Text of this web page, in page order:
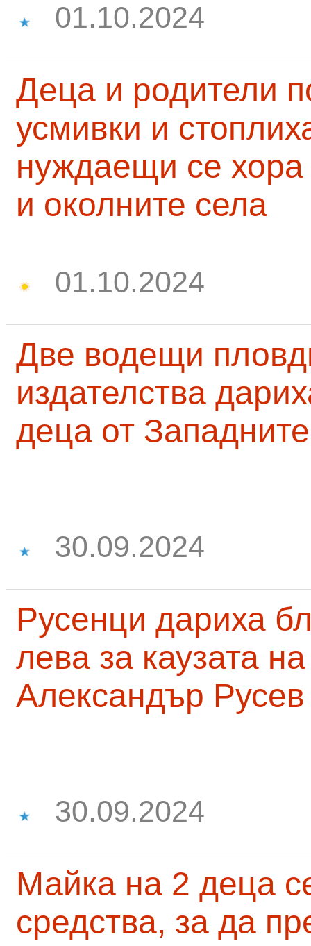
01.10.2024
Деца и родители
усмивки и
нуждаещи се
и околните села
01.10.2024
Две водещи
издателства
деца от
30.09.2024
Русенци дариха
лева за каузата
Александър Русев
30.09.2024
Майка на 2 деца
средства, за да